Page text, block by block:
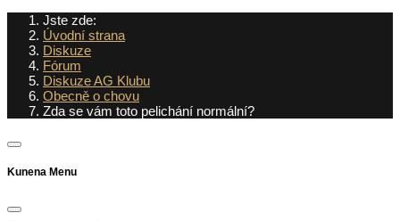
Jste zde:
Úvodní strana
Diskuze
Fórum
Diskuze AG Klubu
Obecně o chovu
Zda se vám toto pelichání normální?
Kunena Menu